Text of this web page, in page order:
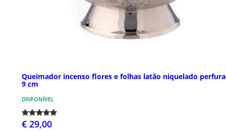
Queimador incenso flores e folhas latão niquelado
9 cm
DISPONÍVEL
€ 29,00